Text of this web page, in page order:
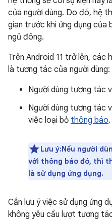
của người dùng. Do đó, hệ
gian trước khi ứng dụng của
ngủ đông.
Trên Android 11 trở lên, các
là tương tác của người dùng:
Người dùng tương tác
Người dùng tương tác
việc loại bỏ thông báo.
Lưu ý:Nếu người
với thông báo đó, thì
là sử dụng ứng dụng.
Cần lưu ý việc sử dụng ứng
không yêu cầu lượt tương